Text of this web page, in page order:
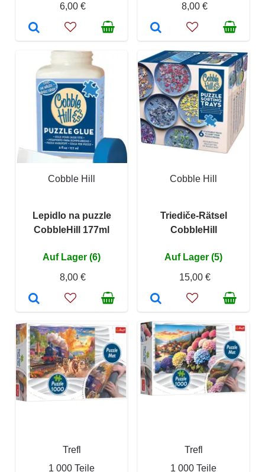
6,00 €
8,00 €
Cobble Hill
Lepidlo na puzzle
CobbleHill 177ml
Auf Lager (6)
8,00 €
Cobble Hill
Triediče-Rätsel
CobbleHill
Auf Lager (5)
15,00 €
Trefl
1 000 Teile
Trefl
1 000 Teile